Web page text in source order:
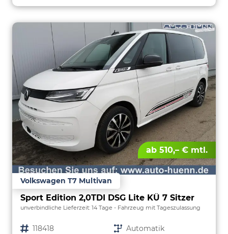
ab 510,– € mtl.
Volkswagen T7 Multivan
Sport Edition 2,0TDI DSG Lite KÜ 7 Sitzer
unverbindliche Lieferzeit: 14 Tage Fahrzeug mit Tageszulassung
Fahrzeugnr. 118418 Getriebe Automatik